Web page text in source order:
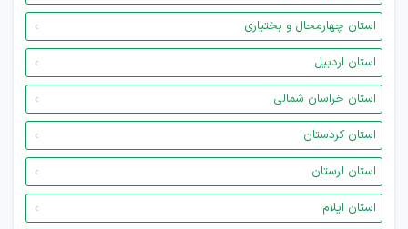
استان چهارمحال و بختیاری
استان اردبیل
استان خراسان شمالی
استان کردستان
استان لرستان
استان ایلام